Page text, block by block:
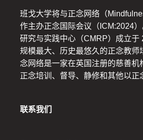
班戈大学将与正念网络（
作主办正念国际会议（ICM:2024
研究与实践中心（CMRP）成立于
规模最大、历史最悠久的正念教师
念网络是一家在英国注册的慈善机
正念培训、督导、静修和其他以正
联系我们